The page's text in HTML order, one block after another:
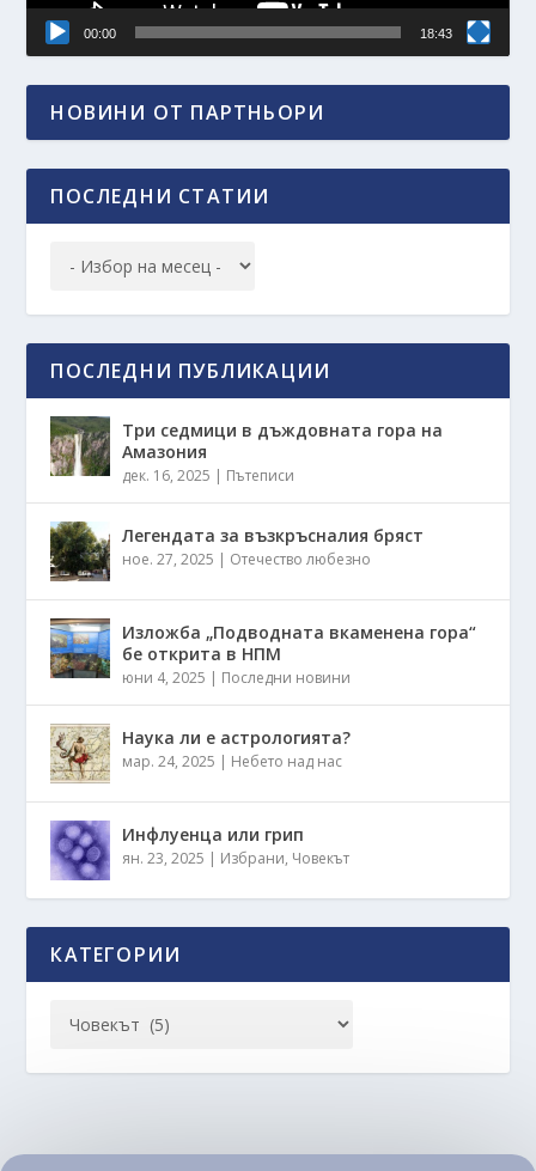
00:00 18:43
НОВИНИ ОТ ПАРТНЬОРИ
ПОСЛЕДНИ СТАТИИ
ПОСЛЕДНИ ПУБЛИКАЦИИ
Три седмици в дъждовната гора на
Амазония
дек. 16, 2025 | Пътеписи
Легендата за възкръсналия бряст
ное. 27, 2025 | Отечество любезно
Изложба „Подводната вкаменена гора“
бе открита в НПМ
юни 4, 2025 | Последни новини
Наука ли е астрологията?
мар. 24, 2025 | Небето над нас
Инфлуенца или грип
ян. 23, 2025 | Избрани, Човекът
КАТЕГОРИИ